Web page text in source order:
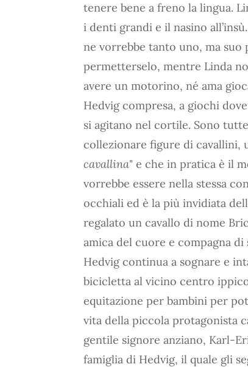
tenere bene a freno la lingua.
i denti grandi e il nasino
ne vorrebbe tanto uno, ma
permetterselo, mentre Linda
avere un motorino, né ama
Hedvig compresa, a giochi
si agitano nel cortile. Sono
collezionare figure di cavallini,
cavallina" e che in pratica è il
vorrebbe essere nella stessa
occhiali ed è la più invidiata
regalato un cavallo di nome
amica del cuore e compagna di
Hedvig continua a sognare e
bicicletta al vicino centro
equitazione per bambini per
vita della piccola protagonista
gentile signore anziano, Karl-
famiglia di Hedvig, il quale gli